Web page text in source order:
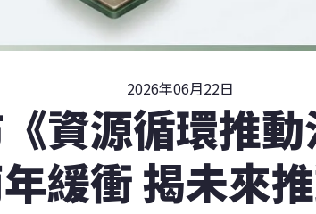
2026年06月22日
資源循環推
緩衝 揭未來